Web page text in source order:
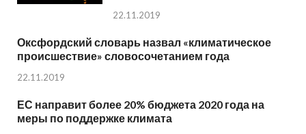
22.11.2019
Оксфордский словарь назвал «климатическое
происшествие» словосочетанием года
22.11.2019
ЕС направит более 20% бюджета 2020 года на
меры по поддержке климата